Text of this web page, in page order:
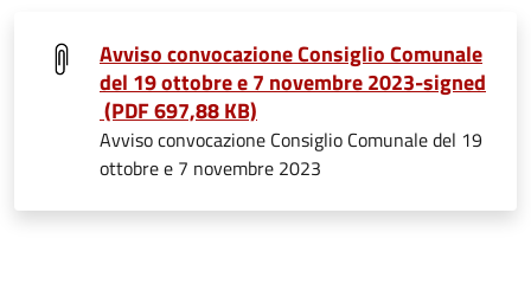
Avviso convocazione Consiglio Comunale
del 19 ottobre e 7 novembre 2023-signed
(PDF 697,88 KB)
Avviso convocazione Consiglio Comunale del 19
ottobre e 7 novembre 2023